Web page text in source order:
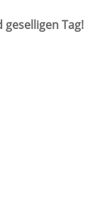
Tag!